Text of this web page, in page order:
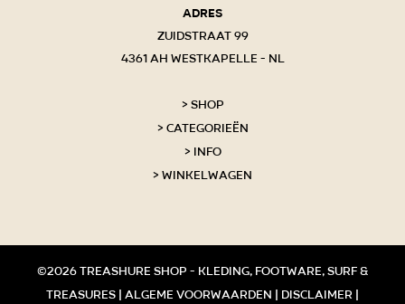
Adres
Zuidstraat 99
4361 AH Westkapelle - NL
Shop
Categorieën
Info
Winkelwagen
©2026 Treashure shop - kleding, footware, surf &
treasures | Algeme voorwaarden | Disclaimer |